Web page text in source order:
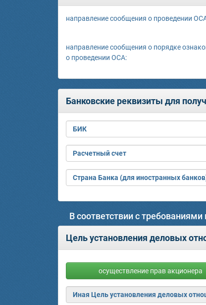
направление сообщения о проведении
направление сообщения о порядке
о проведении ОСА:
Банковские реквизиты для
БИК
Расчетный счет
Страна Банка (для иностранных
В соответствии с
Цель установления деловых
осуществление прав акционера
Иная Цель установления деловых